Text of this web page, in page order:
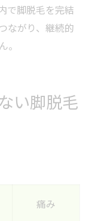
で脚脱毛を完結
ながり、継続的
。
い脚脱毛
痛み